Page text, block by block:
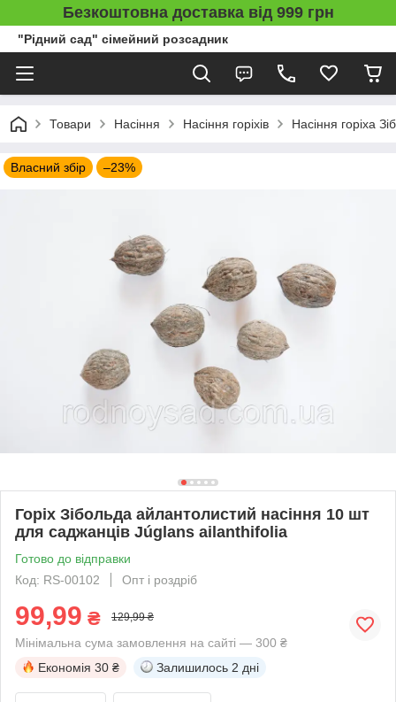
Безкоштовна доставка від 999 грн
"Рідний сад" сімейний розсадник
Товари Насіння Насіння горіхів Насіння горіха
Власний збір –23%
Горіх Зібольда айлантолистий насіння 10 шт
для саджанців Júglans ailanthifolia
Готово до відправки
Код: RS-00102
Опт і роздріб
99,99 ₴ 129,99 ₴
Мінімальна сума замовлення на сайті — 300 ₴
Економія 30 ₴ Залишилось 2 дні